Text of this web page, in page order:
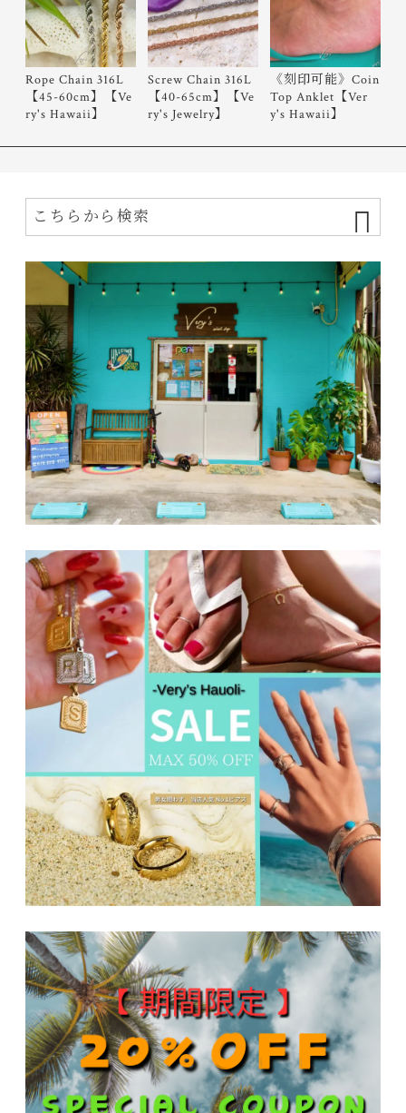
Rope Chain 316L
【45-60cm】【Ve
ry's Hawaii】
Screw Chain 316L
【40-65cm】【Ve
ry's Jewelry】
《刻印可能》Coin
Top Anklet【Ver
y's Hawaii】